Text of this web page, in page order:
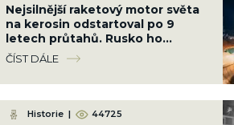
Nejsilnější raketový motor světa
na kerosin odstartoval po 9
letech průtahů. Rusko ho
nacpalo do tří raket najednou
ČÍST DÁLE
Historie | 44725